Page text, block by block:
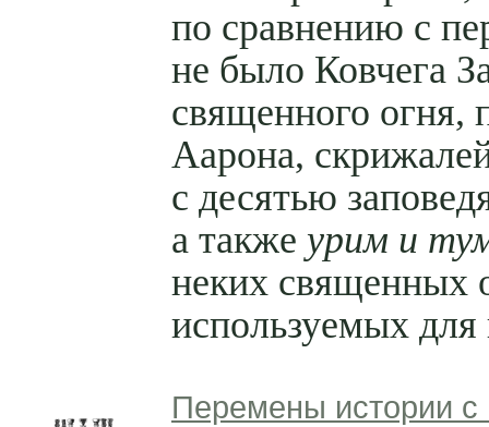
по сравнению с
не было Ковчега
священного огня,
Аарона,
с десятью
а также урим и
неких священных
используемых для
Перемены истории с